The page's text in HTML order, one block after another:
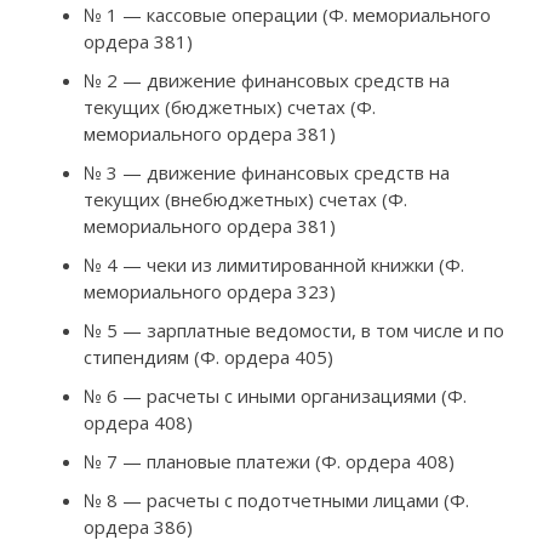
№ 1 — кассовые операции (Ф. мемориального
ордера 381)
№ 2 — движение финансовых средств на
текущих (бюджетных) счетах (Ф.
мемориального ордера 381)
№ 3 — движение финансовых средств на
текущих (внебюджетных) счетах (Ф.
мемориального ордера 381)
№ 4 — чеки из лимитированной книжки (Ф.
мемориального ордера 323)
№ 5 — зарплатные ведомости, в том числе и по
стипендиям (Ф. ордера 405)
№ 6 — расчеты с иными организациями (Ф.
ордера 408)
№ 7 — плановые платежи (Ф. ордера 408)
№ 8 — расчеты с подотчетными лицами (Ф.
ордера 386)